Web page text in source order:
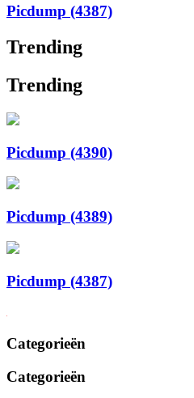
Picdump (4387)
Trending
Trending
Picdump (4390)
Picdump (4389)
Picdump (4387)
Categorieën
Categorieën